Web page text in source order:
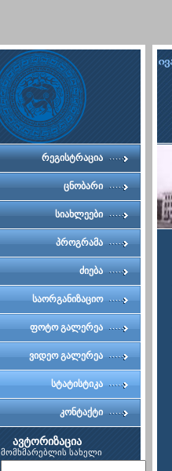
რეგისტრაცია
ცნობარი
სიახლეები
პროგრამა
ძიება
საორგანიზაციო
კომიტეტი
ფოტო გალერეა
ვიდეო გალერეა
სტატისტიკა
კონტაქტი
ავტორიზაცია
მომხმარებლის სახელი